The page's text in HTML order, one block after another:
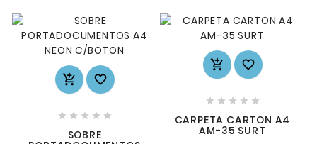
 
    
SOBRE
 
    
CARPETA CARTON A4
AM-35 SURT